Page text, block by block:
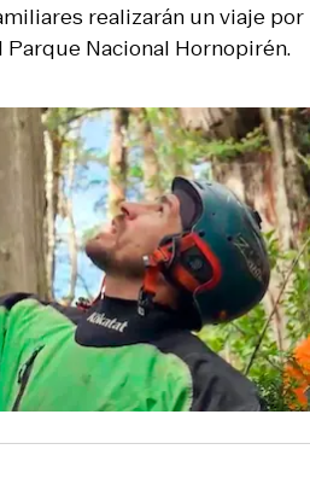
realizarán un viaje por
Nacional Hornopirén.